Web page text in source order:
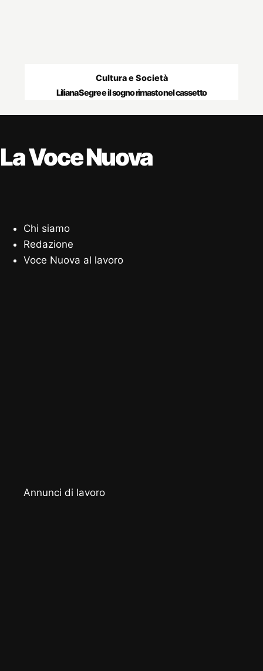
Cultura e Società
Liliana Segre e il sogno rimasto nel cassetto
La Voce Nuova
Chi siamo
Redazione
Voce Nuova al lavoro
Annunci di lavoro